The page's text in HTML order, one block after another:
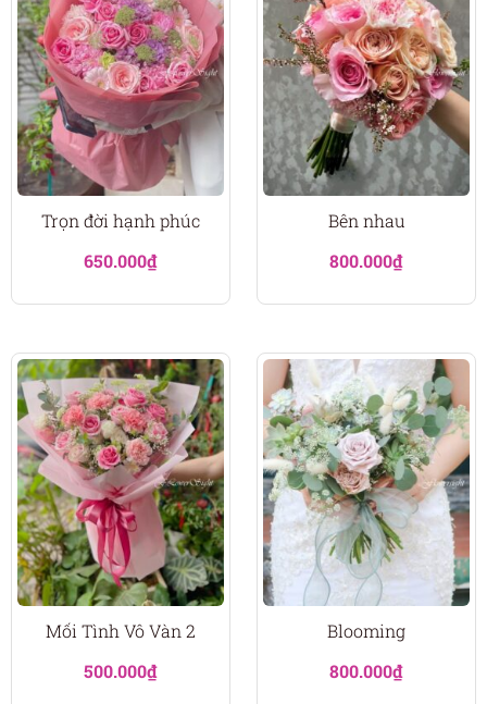
Trọn đời hạnh phúc
650.000₫
Bên nhau
800.000₫
Mối Tình Vô Vàn 2
500.000₫
Blooming
800.000₫